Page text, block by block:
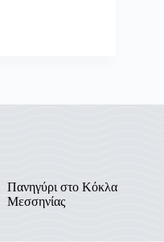
Πανηγύρι στο Κόκλα
Μεσσηνίας